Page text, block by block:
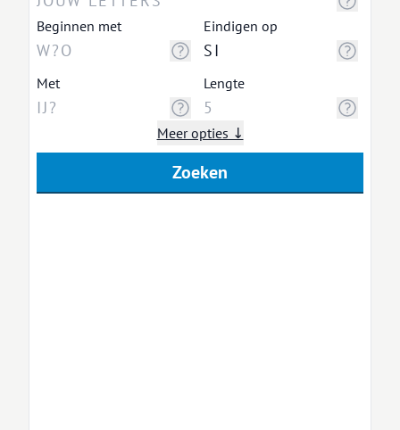
Beginnen met Eindigen op
Met Lengte
Meer opties ↓
Zoeken